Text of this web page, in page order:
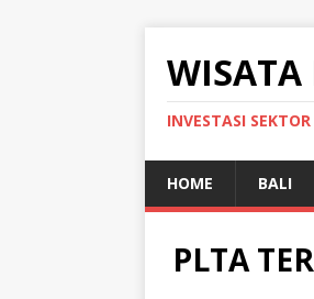
WISATA
INVESTASI
HOME BALI
PLTA